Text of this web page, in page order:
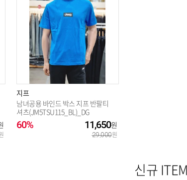
지프
남녀공용 바인드 박스 지프 반팔티
셔츠(JM5TSU115_BL)_DG
60% 11,650
29,000
신규 ITEM